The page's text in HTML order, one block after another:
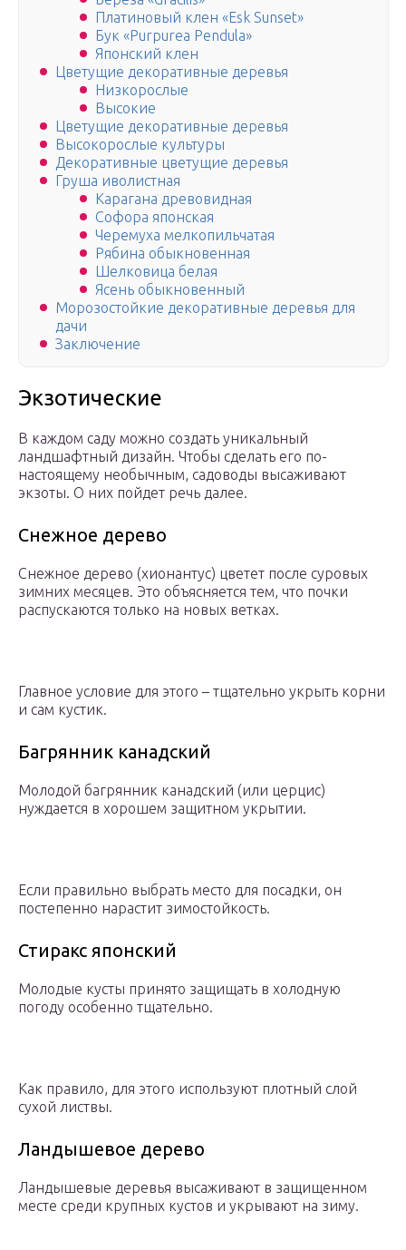
Платиновый клен «Esk Sunset»
Бук «Purpurea Pendula»
Японский клен
Цветущие декоративные деревья
Низкорослые
Высокие
Цветущие декоративные деревья
Высокорослые культуры
Декоративные цветущие деревья
Груша иволистная
Карагана древовидная
Софора японская
Черемуха мелкопильчатая
Рябина обыкновенная
Шелковица белая
Ясень обыкновенный
Морозостойкие декоративные деревья для
дачи
Заключение
Экзотические
В каждом саду можно создать уникальный
ландшафтный дизайн. Чтобы сделать его по-
настоящему необычным, садоводы высаживают
экзоты. О них пойдет речь далее.
Снежное дерево
Снежное дерево (хионантус) цветет после суровых
зимних месяцев. Это объясняется тем, что почки
распускаются только на новых ветках.
Главное условие для этого – тщательно укрыть корни
и сам кустик.
Багрянник канадский
Молодой багрянник канадский (или церцис)
нуждается в хорошем защитном укрытии.
Если правильно выбрать место для посадки, он
постепенно нарастит зимостойкость.
Стиракс японский
Молодые кусты принято защищать в холодную
погоду особенно тщательно.
Как правило, для этого используют плотный слой
сухой листвы.
Ландышевое дерево
Ландышевые деревья высаживают в защищенном
месте среди крупных кустов и укрывают на зиму.